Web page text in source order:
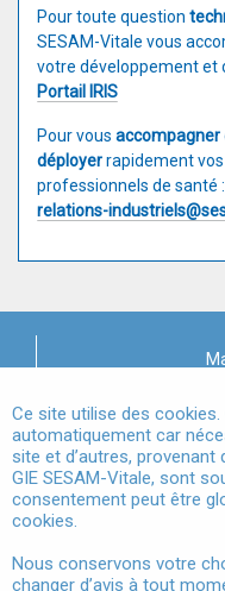
Pour toute question
SESAM-Vitale vous
votre développement et
Portail IRIS
Pour vous accompagner
déployerrapidement
professionnels de santé :
relations-
Données
Ce site utilise des
automatiquement car
site et d’autres,
GIE SESAM-Vitale, sont
consentement peut être
cookies.
Nous conservons votre
changer d’avis à tout